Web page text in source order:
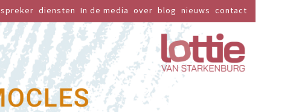
spreker diensten In de media over blog nieuws contact